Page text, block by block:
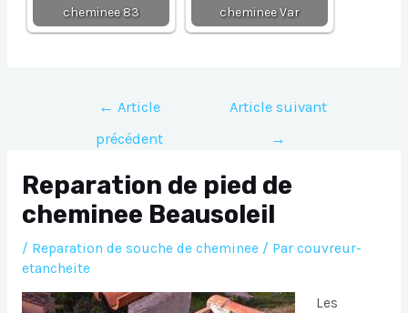
cheminee 83
cheminee Var
l’article
← Article
précédent
Article suivant
→
Reparation de pied de
cheminee Beausoleil
/ Reparation de souche de cheminee/ Par couvreur-
etancheite
Les